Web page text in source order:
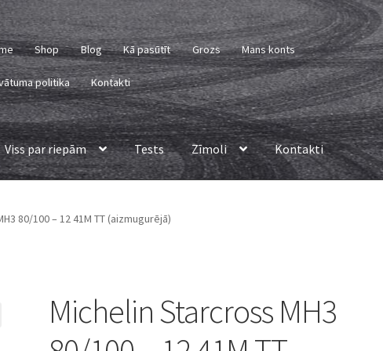
Shop Blog Kā pasūtīt Grozs Mans konts
politika Kontakti
Viss par riepām Tests Zīmoli Kontakti
80/100 – 12 41M TT (aizmugurējā)
Michelin Starcross MH3